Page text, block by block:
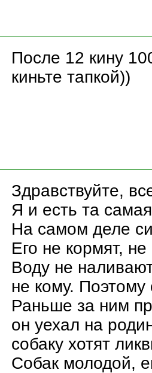
После 12 кину
киньте тапкой))
Здравствуйте,
Я и есть та
На самом деле
Его не кормят,
Воду не
не кому. Поэтому
Раньше за ним
он уехал на
собаку хотят
Собак молодой,